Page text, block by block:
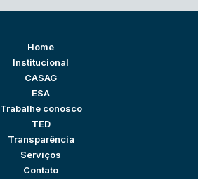
Home
Institucional
CASAG
ESA
Trabalhe conosco
TED
Transparência
Serviços
Contato